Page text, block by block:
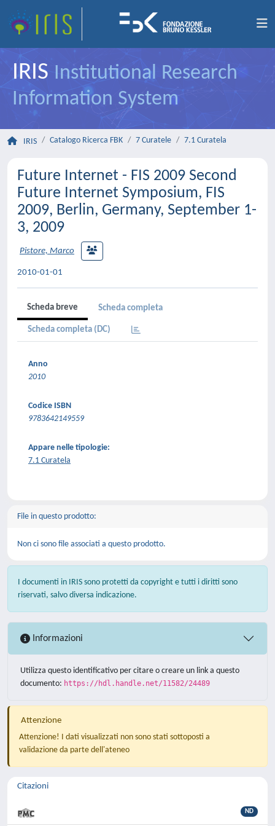
IRIS Institutional Research
Information System
IRIS Catalogo Ricerca FBK 7 Curatele 7.1 Curatela
Future Internet - FIS 2009 Second
Future Internet Symposium, FIS
2009, Berlin, Germany, September 1-
3, 2009
Pistore, Marco
2010-01-01
Scheda breve Scheda completa
Scheda completa (DC)
Anno
2010
Codice ISBN
9783642149559
Appare nelle tipologie:
7.1 Curatela
File in questo prodotto:
Non ci sono file associati a questo prodotto.
I documenti in IRIS sono protetti da copyright e tutti i diritti sono
riservati, salvo diversa indicazione.
Informazioni
Utilizza questo identificativo per citare o creare un link a questo
documento: https://hdl.handle.net/11582/24489
Attenzione
Attenzione! I dati visualizzati non sono stati sottoposti a
validazione da parte dell'ateneo
Citazioni
ND